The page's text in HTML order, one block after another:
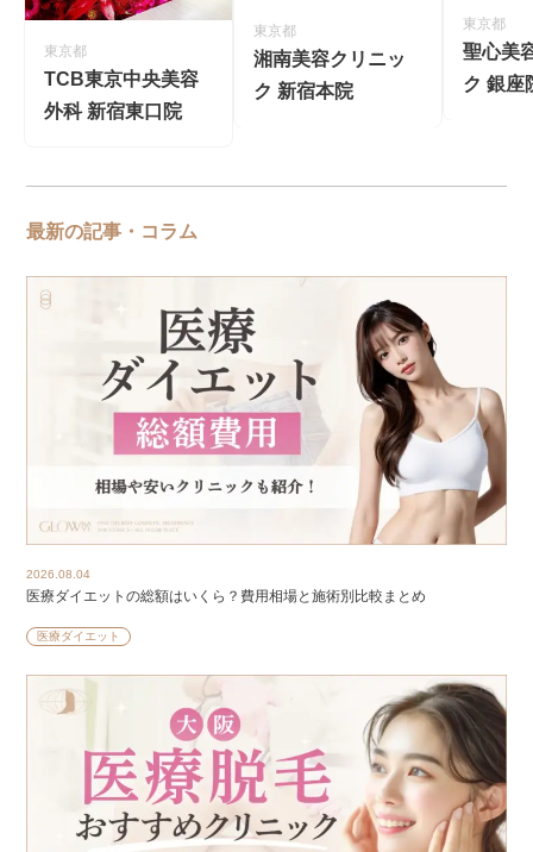
東京都
TCB東京中央美容
外科 新宿東口院
東京都
湘南美容クリニッ
ク 新宿本院
東京都
聖心美
ク 銀座
最新の記事・コラム
2026.08.04
医療ダイエットの総額はいくら？費用相場と施術別比較まとめ
医療ダイエット